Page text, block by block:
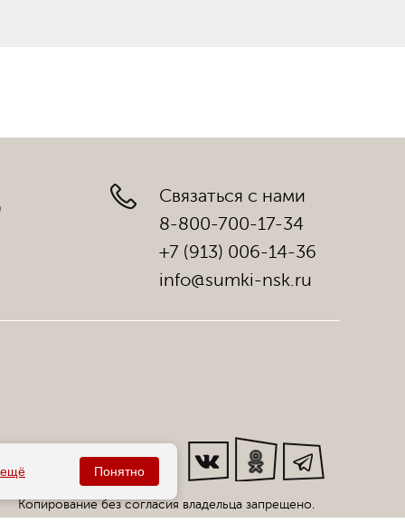
Связаться с нами
8-800-700-17-34
+7 (913) 006-14-36
info@sumki-nsk.ru
Мы в соц. сетях:
Копирование без согласия владельца запрещено.
ещё Понятно